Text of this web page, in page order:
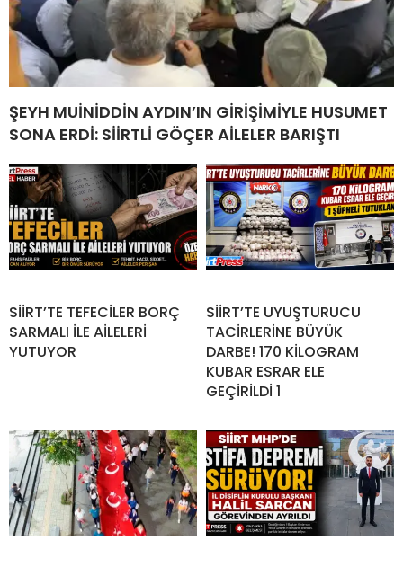
ŞEYH MUİNİDDİN AYDIN’IN GİRİŞİMİYLE HUSUMET
SONA ERDİ: SİİRTLİ GÖÇER AİLELER BARIŞTI
SİİRT’TE TEFECİLER BORÇ
SARMALI İLE AİLELERİ
YUTUYOR
SİİRT’TE UYUŞTURUCU
TACİRLERİNE BÜYÜK
DARBE! 170 KİLOGRAM
KUBAR ESRAR ELE
GEÇİRİLDİ 1